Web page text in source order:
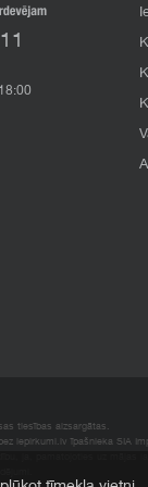
tiesības aizsargātas.
iepirkumi.lv īpašnieka SIA